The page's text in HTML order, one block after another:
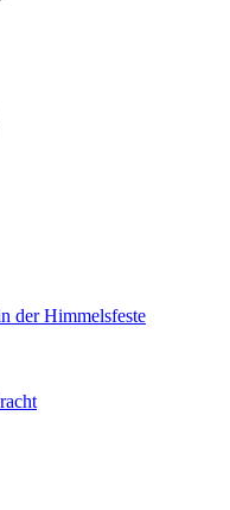
der Himmelsfeste